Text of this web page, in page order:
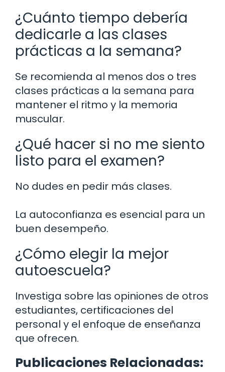
¿Cuánto tiempo debería
dedicarle a las clases
prácticas a la semana?
Se recomienda al menos dos o tres
clases prácticas a la semana para
mantener el ritmo y la memoria
muscular.
¿Qué hacer si no me siento
listo para el examen?
No dudes en pedir más clases.
La autoconfianza es esencial para un
buen desempeño.
¿Cómo elegir la mejor
autoescuela?
Investiga sobre las opiniones de otros
estudiantes, certificaciones del
personal y el enfoque de enseñanza
que ofrecen.
Publicaciones Relacionadas: